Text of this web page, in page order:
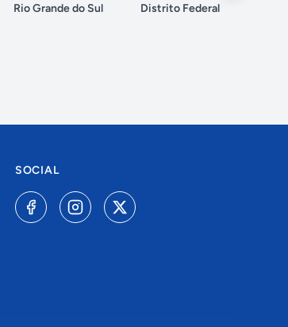
Rio Grande do Sul Distrito Federal
SOCIAL